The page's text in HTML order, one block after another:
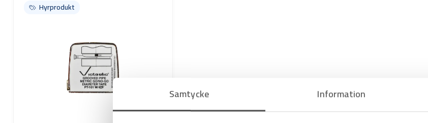
Samtycke Information
Hyrprodukt
Hyrprodukt